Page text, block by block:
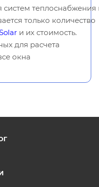
систем теплоснабжения
только количество
и их стоимость.
для расчета
окна